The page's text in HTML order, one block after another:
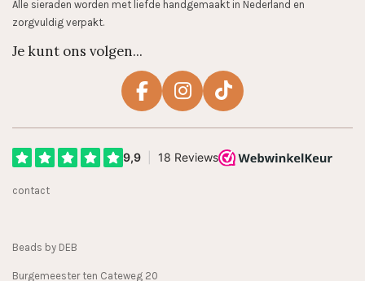
Alle sieraden worden met liefde handgemaakt in Nederland en
zorgvuldig verpakt.
Je kunt ons volgen...
F
e
I
t
T
T
contact
Beads by DEB
Burgemeester ten Cateweg 20